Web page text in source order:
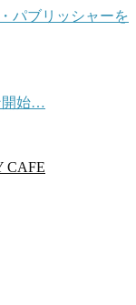
パブリッシャーを
開始…